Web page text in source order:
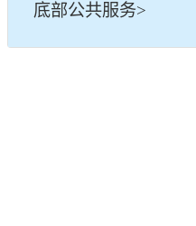
底部公共服务>